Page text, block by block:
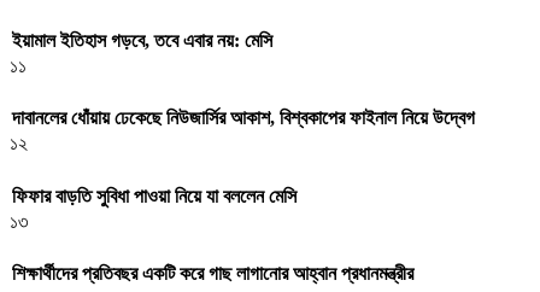
ইয়ামাল ইতিহাস গড়বে, তবে এবার নয়: মেসি
১১
দাবানলের ধোঁয়ায় ঢেকেছে নিউজার্সির আকাশ, বিশ্বকাপের ফাইনাল নিয়ে উদ্বেগ
১২
ফিফার বাড়তি সুবিধা পাওয়া নিয়ে যা বললেন মেসি
১৩
শিক্ষার্থীদের প্রতিবছর একটি করে গাছ লাগানোর আহ্বান প্রধানমন্ত্রীর